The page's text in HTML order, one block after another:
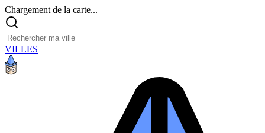
Chargement de la carte...
VILLES